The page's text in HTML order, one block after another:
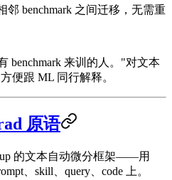
邻 benchmark 之间迁移，无需重
benchmark 来训的人。"对文本
便跟 ML 同行解释。
原语
的文本自动微分框架——用
、skill、query、code 上。